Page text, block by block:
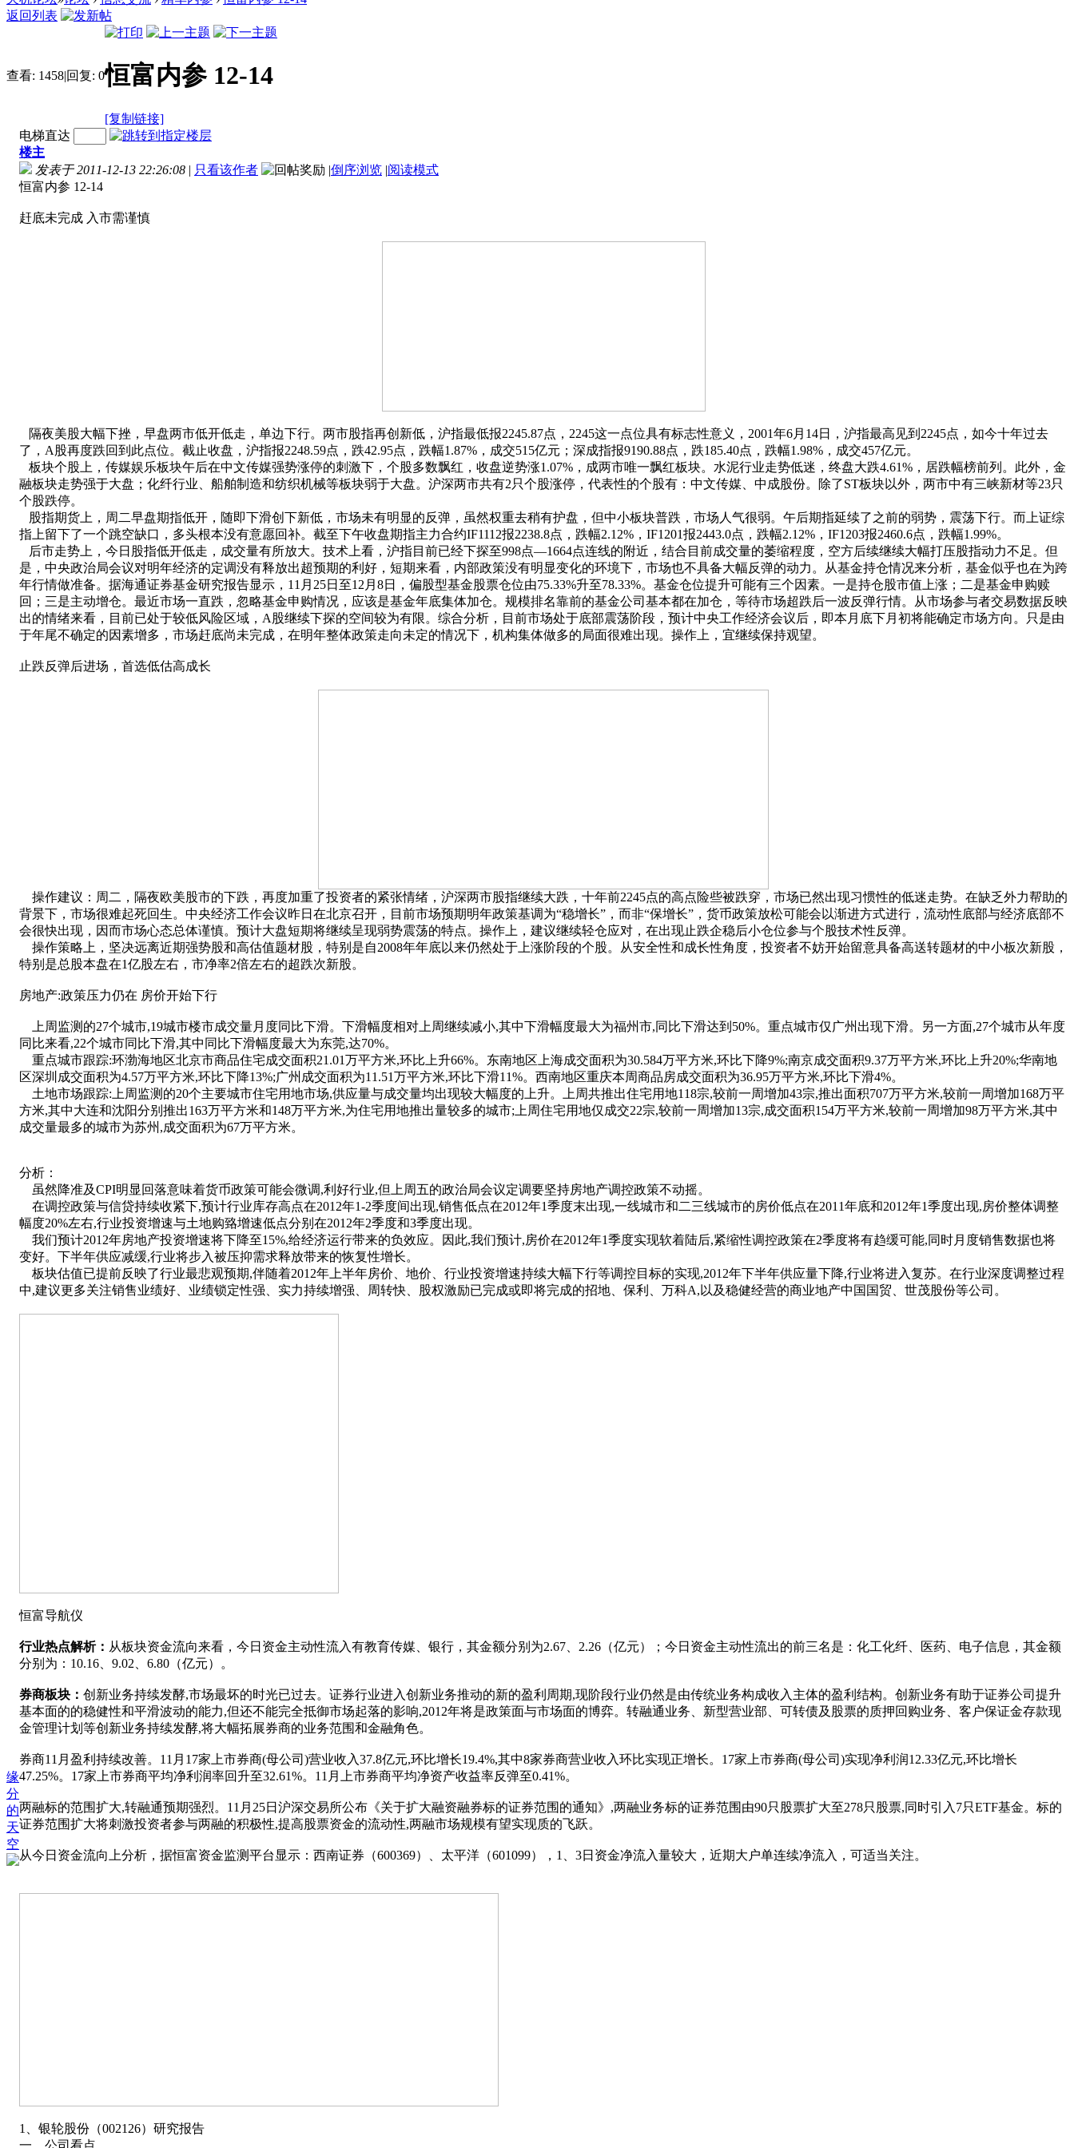
返回列表
查看: 1458|回复: 0恒富内参 12-14
[复制链接]
缘
分
的
天
空
电梯直达
楼主
发表于 2011-12-13 22:26:08 | 只看该作者 |倒序浏览 |阅读模式
恒富内参 12-14
赶底未完成 入市需谨慎
隔夜美股大幅下挫，早盘两市低开低走，单边下行。两市股指再创新低，沪指最低报2245.87点，2245这一点位具有标志性意义，2001年6月14日，沪指最高见到2245点，如今十年过去
了，A股再度跌回到此点位。截止收盘，沪指报2248.59点，跌42.95点，跌幅1.87%，成交515亿元；深成指报9190.88点，跌185.40点，跌幅1.98%，成交457亿元。
板块个股上，传媒娱乐板块午后在中文传媒强势涨停的刺激下，个股多数飘红，收盘逆势涨1.07%，成两市唯一飘红板块。水泥行业走势低迷，终盘大跌4.61%，居跌幅榜前列。此外，金
融板块走势强于大盘；化纤行业、船舶制造和纺织机械等板块弱于大盘。沪深两市共有2只个股涨停，代表性的个股有：中文传媒、中成股份。除了ST板块以外，两市中有三峡新材等23只
个股跌停。
股指期货上，周二早盘期指低开，随即下滑创下新低，市场未有明显的反弹，虽然权重去稍有护盘，但中小板块普跌，市场人气很弱。午后期指延续了之前的弱势，震荡下行。而上证综
指上留下了一个跳空缺口，多头根本没有意愿回补。截至下午收盘期指主力合约IF1112报2238.8点，跌幅2.12%，IF1201报2443.0点，跌幅2.12%，IF1203报2460.6点，跌幅1.99%。
后市走势上，今日股指低开低走，成交量有所放大。技术上看，沪指目前已经下探至998点—1664点连线的附近，结合目前成交量的萎缩程度，空方后续继续大幅打压股指动力不足。但
是，中央政治局会议对明年经济的定调没有释放出超预期的利好，短期来看，内部政策没有明显变化的环境下，市场也不具备大幅反弹的动力。从基金持仓情况来分析，基金似乎也在为跨
年行情做准备。据海通证券基金研究报告显示，11月25日至12月8日，偏股型基金股票仓位由75.33%升至78.33%。基金仓位提升可能有三个因素。一是持仓股市值上涨；二是基金申购赎
回；三是主动增仓。最近市场一直跌，忽略基金申购情况，应该是基金年底集体加仓。规模排名靠前的基金公司基本都在加仓，等待市场超跌后一波反弹行情。从市场参与者交易数据反映
出的情绪来看，目前已处于较低风险区域，A股继续下探的空间较为有限。综合分析，目前市场处于底部震荡阶段，预计中央工作经济会议后，即本月底下月初将能确定市场方向。只是由
于年尾不确定的因素增多，市场赶底尚未完成，在明年整体政策走向未定的情况下，机构集体做多的局面很难出现。操作上，宜继续保持观望。
止跌反弹后进场，首选低估高成长
操作建议：周二，隔夜欧美股市的下跌，再度加重了投资者的紧张情绪，沪深两市股指继续大跌，十年前2245点的高点险些被跌穿，市场已然出现习惯性的低迷走势。在缺乏外力帮助的
背景下，市场很难起死回生。中央经济工作会议昨日在北京召开，目前市场预期明年政策基调为“稳增长”，而非“保增长”，货币政策放松可能会以渐进方式进行，流动性底部与经济底部不
会很快出现，因而市场心态总体谨慎。预计大盘短期将继续呈现弱势震荡的特点。操作上，建议继续轻仓应对，在出现止跌企稳后小仓位参与个股技术性反弹。
操作策略上，坚决远离近期强势股和高估值题材股，特别是自2008年年底以来仍然处于上涨阶段的个股。从安全性和成长性角度，投资者不妨开始留意具备高送转题材的中小板次新股，
特别是总股本盘在1亿股左右，市净率2倍左右的超跌次新股。
房地产:政策压力仍在 房价开始下行
上周监测的27个城市,19城市楼市成交量月度同比下滑。下滑幅度相对上周继续减小,其中下滑幅度最大为福州市,同比下滑达到50%。重点城市仅广州出现下滑。另一方面,27个城市从年度
同比来看,22个城市同比下滑,其中同比下滑幅度最大为东莞,达70%。
重点城市跟踪:环渤海地区北京市商品住宅成交面积21.01万平方米,环比上升66%。东南地区上海成交面积为30.584万平方米,环比下降9%;南京成交面积9.37万平方米,环比上升20%;华南地
区深圳成交面积为4.57万平方米,环比下降13%;广州成交面积为11.51万平方米,环比下滑11%。西南地区重庆本周商品房成交面积为36.95万平方米,环比下滑4%。
土地市场跟踪:上周监测的20个主要城市住宅用地市场,供应量与成交量均出现较大幅度的上升。上周共推出住宅用地118宗,较前一周增加43宗,推出面积707万平方米,较前一周增加168万平
方米,其中大连和沈阳分别推出163万平方米和148万平方米,为住宅用地推出量较多的城市;上周住宅用地仅成交22宗,较前一周增加13宗,成交面积154万平方米,较前一周增加98万平方米,其中
成交量最多的城市为苏州,成交面积为67万平方米。
分析：
虽然降准及CPI明显回落意味着货币政策可能会微调,利好行业,但上周五的政治局会议定调要坚持房地产调控政策不动摇。
在调控政策与信贷持续收紧下,预计行业库存高点在2012年1-2季度间出现,销售低点在2012年1季度末出现,一线城市和二三线城市的房价低点在2011年底和2012年1季度出现,房价整体调整
幅度20%左右,行业投资增速与土地购臵增速低点分别在2012年2季度和3季度出现。
我们预计2012年房地产投资增速将下降至15%,给经济运行带来的负效应。因此,我们预计,房价在2012年1季度实现软着陆后,紧缩性调控政策在2季度将有趋缓可能,同时月度销售数据也将
变好。下半年供应减缓,行业将步入被压抑需求释放带来的恢复性增长。
板块估值已提前反映了行业最悲观预期,伴随着2012年上半年房价、地价、行业投资增速持续大幅下行等调控目标的实现,2012年下半年供应量下降,行业将进入复苏。在行业深度调整过程
中,建议更多关注销售业绩好、业绩锁定性强、实力持续增强、周转快、股权激励已完成或即将完成的招地、保利、万科A,以及稳健经营的商业地产中国国贸、世茂股份等公司。
恒富导航仪
行业热点解析： 从板块资金流向来看，今日资金主动性流入有教育传媒、银行，其金额分别为2.67、2.26（亿元）；今日资金主动性流出的前三名是：化工化纤、医药、电子信息，其金额
分别为：10.16、9.02、6.80（亿元）。
券商板块： 创新业务持续发酵,市场最坏的时光已过去。证券行业进入创新业务推动的新的盈利周期,现阶段行业仍然是由传统业务构成收入主体的盈利结构。创新业务有助于证券公司提升
基本面的的稳健性和平滑波动的能力,但还不能完全抵御市场起落的影响,2012年将是政策面与市场面的博弈。转融通业务、新型营业部、可转债及股票的质押回购业务、客户保证金存款现
金管理计划等创新业务持续发酵,将大幅拓展券商的业务范围和金融角色。
券商11月盈利持续改善。11月17家上市券商(母公司)营业收入37.8亿元,环比增长19.4%,其中8家券商营业收入环比实现正增长。17家上市券商(母公司)实现净利润12.33亿元,环比增长
47.25%。17家上市券商平均净利润率回升至32.61%。11月上市券商平均净资产收益率反弹至0.41%。
两融标的范围扩大,转融通预期强烈。11月25日沪深交易所公布《关于扩大融资融券标的证券范围的通知》,两融业务标的证券范围由90只股票扩大至278只股票,同时引入7只ETF基金。标的
证券范围扩大将刺激投资者参与两融的积极性,提高股票资金的流动性,两融市场规模有望实现质的飞跃。
从今日资金流向上分析，据恒富资金监测平台显示：西南证券（600369）、太平洋（601099），1、3日资金净流入量较大，近期大户单连续净流入，可适当关注。
1、银轮股份（002126）研究报告
一、公司看点